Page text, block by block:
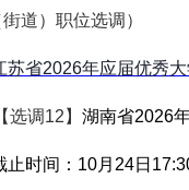
道）职位选调）
苏省2026年应届优秀
选调12】 湖南省2026
时间：10月24日